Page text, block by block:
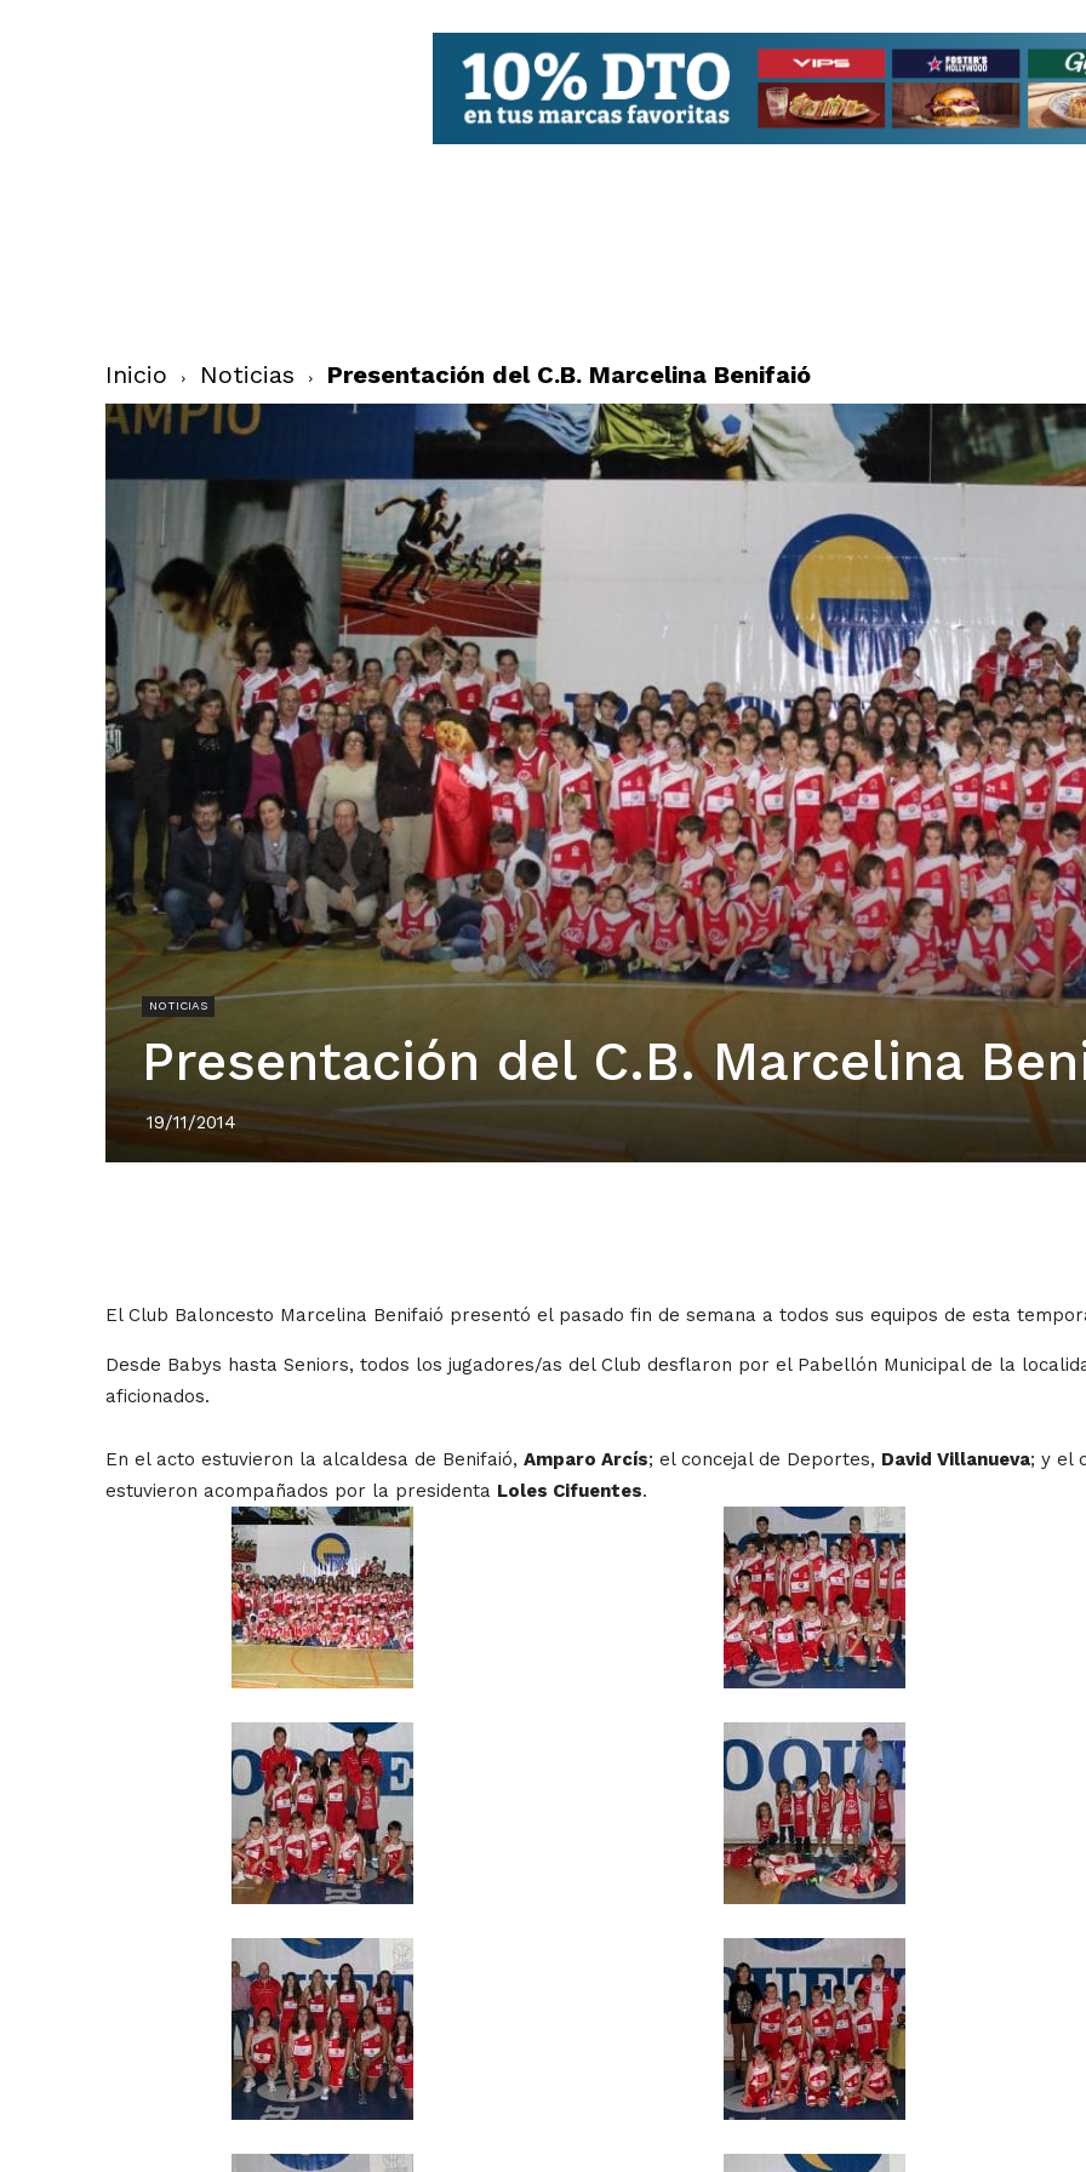
Inicio Noticias Presentación del C.B. Marcelina Benifaió
NOTICIAS
Presentación del C.B. Marcelina
19/11/2014
El Club Baloncesto Marcelina Benifaió presentó el pasado fin de semana a todos sus equipos de esta
Desde Babys hasta Seniors, todos los jugadores/as del Club desflaron por el Pabellón Municipal de la
aficionados.
En el acto estuvieron la alcaldesa de Benifaió, Amparo Arcís; el concejal de Deportes, David Villanueva; y el
estuvieron acompañados por la presidenta Loles Cifuentes.